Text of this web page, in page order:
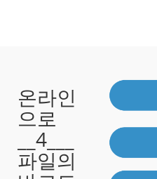
온라인
으로
__4___
파일의